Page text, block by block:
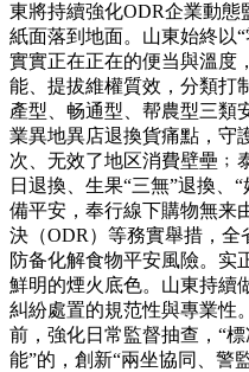
東將持續強化ODR企業動態
紙面落到地面。山東始終以
實實正在正在的便当與溫度
能、提拔維權質效，分類打
產型、畅通型、帮農型三類
業異地異店退換貨痛點，守
次、无效了地区消費壁壘﹔
日退換、生果“三無”退換、
備平安，奉行線下購物無来
決（ODR）等務實舉措，全
防备化解食物平安風險。实
鮮明的煙火底色。山東持續
糾紛處置的規范性與專業性
前，強化日常監督抽查，“
能”的，創新“兩坐協同、警